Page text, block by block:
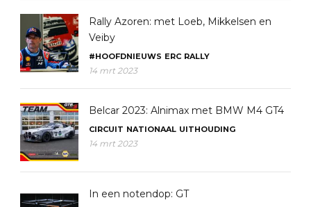
Rally Azoren: met Loeb, Mikkelsen en
Veiby
#HOOFDNIEUWS ERC RALLY
14 mrt 2023
Belcar 2023: Alnimax met BMW M4 GT4
CIRCUIT NATIONAAL UITHOUDING
14 mrt 2023
In een notendop: GT